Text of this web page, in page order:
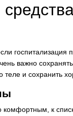
важно
теле и сохранить
к